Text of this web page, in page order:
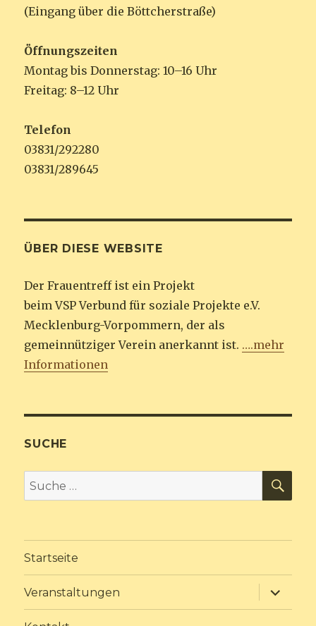
(Eingang über die Böttcherstraße)
Öffnungszeiten
Montag bis Donnerstag: 10–16 Uhr
Freitag: 8–12 Uhr
Telefon
03831/292280
03831/289645
ÜBER DIESE WEBSITE
Der Frauentreff ist ein Projekt
beim VSP Verbund für soziale Projekte e.V.
Mecklenburg-Vorpommern, der als
gemeinnütziger Verein anerkannt ist. ….mehr
Informationen
SUCHE
Suche
nach:
Startseite
Veranstaltungen